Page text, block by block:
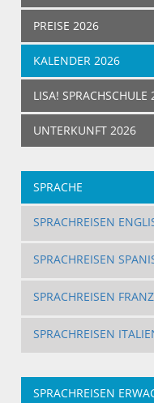
PREISE 2026
KALENDER 2026
LISA! SPRACHSCHULE
UNTERKUNFT 2026
SPRACHE
SPRACHREISEN
SPRACHREISEN
SPRACHREISEN
SPRACHREISEN
SPRACHREISEN